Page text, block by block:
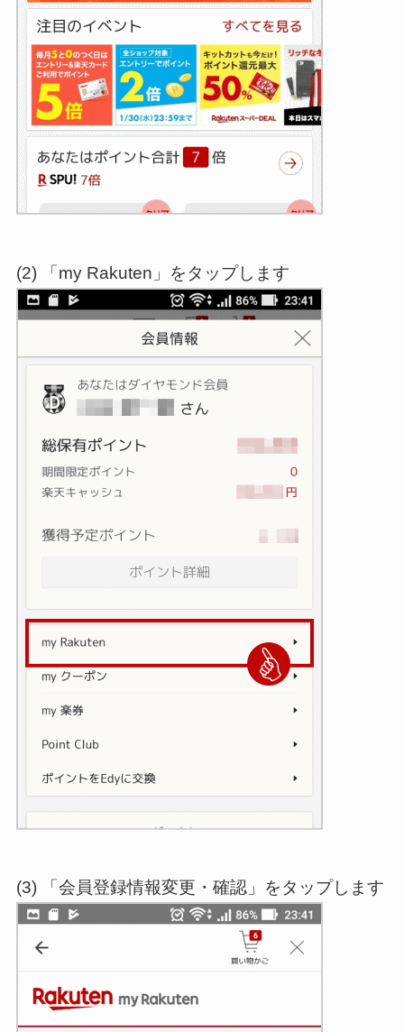
(2) 「my Rakuten」をタップします
(3) 「会員登録情報変更・確認」をタップします